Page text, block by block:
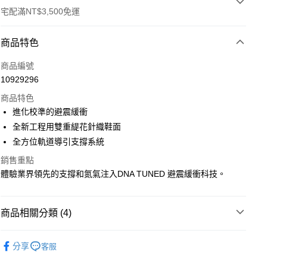
宅配滿NT$3,500免運
付款方式
信用卡一次付款
運送方式
宅配
每筆NT$100，滿NT$3,500(含以上)免運費
商品特色
商品編號
10929296
商品特色
進化校準的避震緩衝
全新工程用雙重緹花針織鞋面
全方位軌道導引支撐系統
銷售重點
體驗業界領先的支撐和氮氣注入DNA TUNED 避震緩衝科技。
商品相關分類 (4)
分享 客服